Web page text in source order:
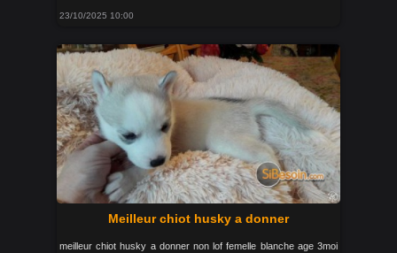
23/10/2025 10:00
Meilleur chiot husky a donner
meilleur chiot husky a donner non lof femelle blanche age 3moi